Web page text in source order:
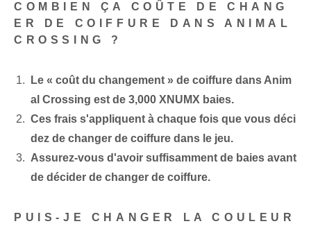
COMBIEN ÇA COÛTE DE CHANG
ER DE COIFFURE DANS ANIMAL
CROSSING ?
Le « coût du changement » de coiffure dans Anim
al Crossing est de 3,000 XNUMX baies.
Ces frais s'appliquent à chaque fois que vous déci
dez de changer de coiffure dans le jeu.
Assurez-vous d'avoir suffisamment de baies avant
de décider de changer de coiffure.
PUIS-JE CHANGER LA COULEUR